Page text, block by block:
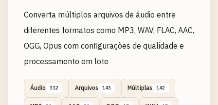
Converta múltiplos arquivos de áudio entre
diferentes formatos como MP3, WAV, FLAC, AAC,
OGG, Opus com configurações de qualidade e
processamento em lote
Áudio 312 Arquivos 143 Múltiplas 142